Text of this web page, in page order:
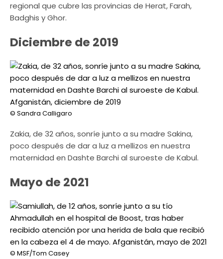
regional que cubre las provincias de Herat, Farah,
Badghis y Ghor.
Diciembre de 2019
© Sandra Calligaro
Zakia, de 32 años, sonríe junto a su madre Sakina,
poco después de dar a luz a mellizos en nuestra
maternidad en Dashte Barchi al suroeste de Kabul.
Mayo de 2021
© MSF/Tom Casey